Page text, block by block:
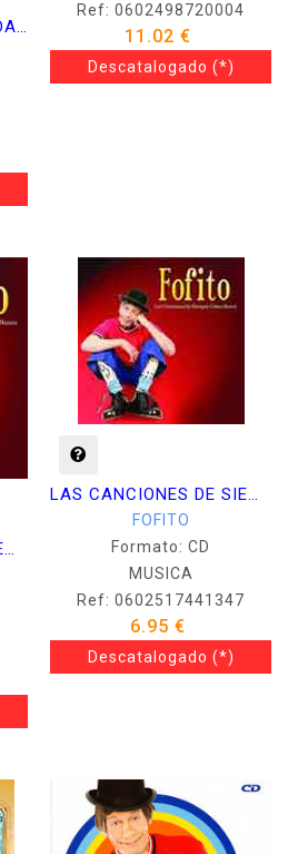
LOS LUNNIS DE LEYENDA 1 2 3 Y 4 -BOX 4CD + 4DVD-
Ref: 0602498720004
11.02 €
Descatalogado (*)
LAS CANCIONES DE SIEMPRE COMO NUNCA - +DVD-
LAS CANCIONES DE SIEMPE COMO NUNCA -SLIDEPAC-
FOFITO
Formato: CD
MUSICA
Ref: 0602517441347
6.95 €
Descatalogado (*)